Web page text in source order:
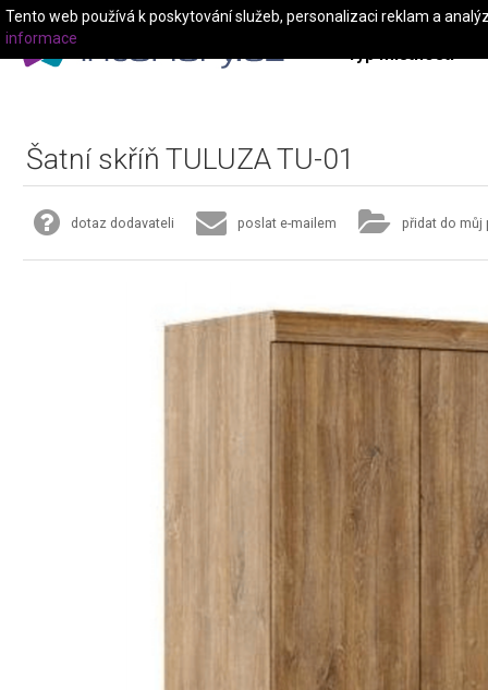
Typ místnosti
Šatní skříň TULUZA TU-01
dotaz dodavateli poslat e-mailem přidat do můj
Tento web používá k poskytování služeb, personalizaci reklam a
informace